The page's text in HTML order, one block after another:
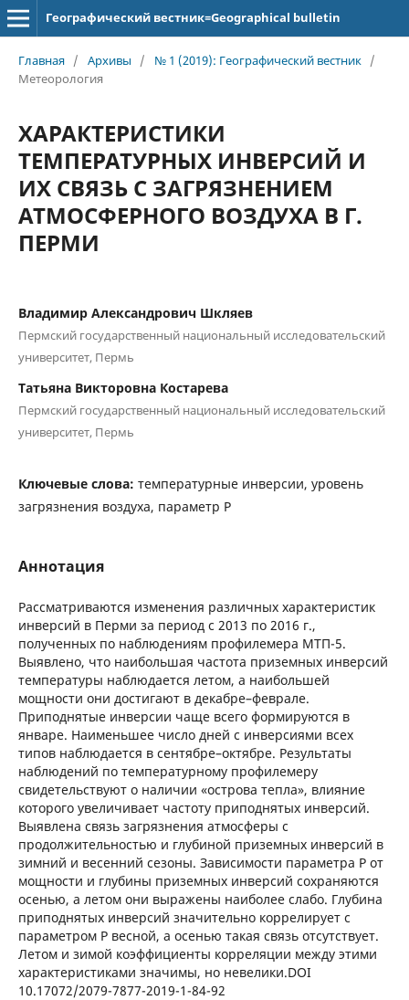
Географический вестник=Geographical bulletin
Главная / Архивы / № 1 (2019): Географический вестник /
Метеорология
ХАРАКТЕРИСТИКИ
ТЕМПЕРАТУРНЫХ ИНВЕРСИЙ И
ИХ СВЯЗЬ С ЗАГРЯЗНЕНИЕМ
АТМОСФЕРНОГО ВОЗДУХА В Г.
ПЕРМИ
Владимир Александрович Шкляев
Пермский государственный национальный исследовательский
университет, Пермь
Татьяна Викторовна Костарева
Пермский государственный национальный исследовательский
университет, Пермь
Ключевые слова: температурные инверсии, уровень
загрязнения воздуха, параметр Р
Аннотация
Рассматриваются изменения различных характеристик
инверсий в Перми за период с 2013 по 2016 г.,
полученных по наблюдениям профилемера МТП-5.
Выявлено, что наибольшая частота приземных инверсий
температуры наблюдается летом, а наибольшей
мощности они достигают в декабре–феврале.
Приподнятые инверсии чаще всего формируются в
январе. Наименьшее число дней с инверсиями всех
типов наблюдается в сентябре–октябре. Результаты
наблюдений по температурному профилемеру
свидетельствуют о наличии «острова тепла», влияние
которого увеличивает частоту приподнятых инверсий.
Выявлена связь загрязнения атмосферы с
продолжительностью и глубиной приземных инверсий в
зимний и весенний сезоны. Зависимости параметра Р от
мощности и глубины приземных инверсий сохраняются
осенью, а летом они выражены наиболее слабо. Глубина
приподнятых инверсий значительно коррелирует с
параметром Р весной, а осенью такая связь отсутствует.
Летом и зимой коэффициенты корреляции между этими
характеристиками значимы, но невелики.DOI
10.17072/2079-7877-2019-1-84-92